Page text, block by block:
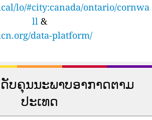
lo/#city:canada/ontario/cornwa
ll &
data-platform/
ບຄຸນນະພາບອາກາດຕາມ
ປະເທດ